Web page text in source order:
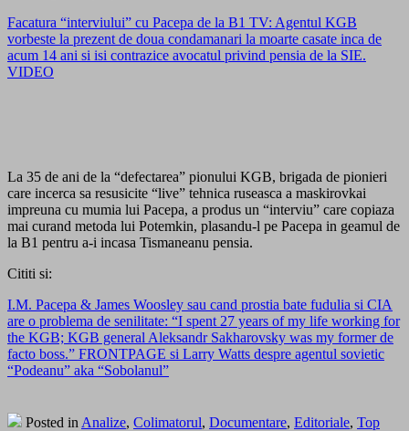
Facatura “interviului” cu Pacepa de la B1 TV: Agentul KGB
vorbeste la prezent de doua condamanari la moarte casate inca de
acum 14 ani si isi contrazice avocatul privind pensia de la SIE.
VIDEO
La 35 de ani de la “defectarea” pionului KGB, brigada de pionieri
care incerca sa resusicite “live” tehnica ruseasca a maskirovkai
impreuna cu mumia lui Pacepa, a produs un “interviu” care copiaza
mai curand metoda lui Potemkin, plasandu-l pe Pacepa in geamul de
la B1 pentru a-i incasa Tismaneanu pensia.
Cititi si:
I.M. Pacepa & James Woosley sau cand prostia bate fudulia si CIA
are o problema de senilitate: “I spent 27 years of my life working for
the KGB; KGB general Aleksandr Sakharovsky was my former de
facto boss.” FRONTPAGE si Larry Watts despre agentul sovietic
“Podeanu” aka “Sobolanul”
Posted in Analize, Colimatorul, Documentare, Editoriale, Top